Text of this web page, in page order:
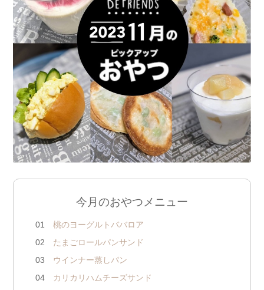
今月のおやつメニュー
01
桃のヨーグルトババロア
02 たまごロールパンサンド
03 ウインナー蒸しパン
04 カリカリハムチーズサンド